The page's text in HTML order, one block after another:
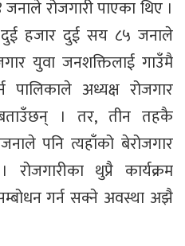
रोजगारी पाएका थिए ।
दुई हजार दुई सय ८५ जनाले
युवा जनशक्तिलाई गाउँमै
पालिकाले अध्यक्ष रोजगार
। तर, तीन तहकै
पनि त्यहाँको बेरोजगार
थुप्रै कार्यक्रम
गर्न सक्ने अवस्था अझै